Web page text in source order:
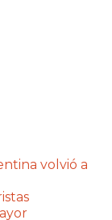
volvió a